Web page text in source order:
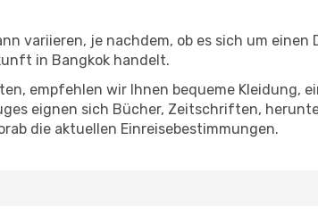
variieren, je nachdem, ob es sich um
in Bangkok handelt.
empfehlen wir Ihnen bequeme Kleidung,
eignen sich Bücher, Zeitschriften,
die aktuellen Einreisebestimmungen.